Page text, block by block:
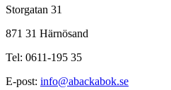
Storgatan 31
871 31 Härnösand
Tel: 0611-195 35
E-post: info@abackabok.se